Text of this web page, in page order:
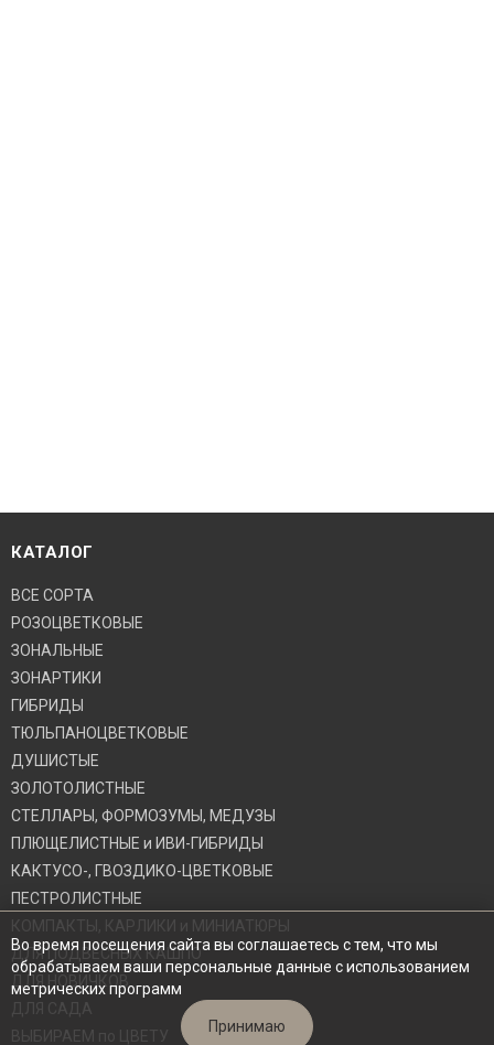
КАТАЛОГ
ВСЕ СОРТА
РОЗОЦВЕТКОВЫЕ
ЗОНАЛЬНЫЕ
ЗОНАРТИКИ
ГИБРИДЫ
ТЮЛЬПАНОЦВЕТКОВЫЕ
ДУШИСТЫЕ
ЗОЛОТОЛИСТНЫЕ
СТЕЛЛАРЫ, ФОРМОЗУМЫ, МЕДУЗЫ
ПЛЮЩЕЛИСТНЫЕ и ИВИ-ГИБРИДЫ
КАКТУСО-, ГВОЗДИКО-ЦВЕТКОВЫЕ
ПЕСТРОЛИСТНЫЕ
КОМПАКТЫ, КАРЛИКИ и МИНИАТЮРЫ
ДЛЯ ПОДВЕСНЫХ КАШПО
ДЛЯ НОВИЧКОВ
ДЛЯ САДА
ВЫБИРАЕМ по ЦВЕТУ
Во время посещения сайта вы соглашаетесь с тем, что мы
обрабатываем ваши персональные данные с использованием
метрических программ
Принимаю